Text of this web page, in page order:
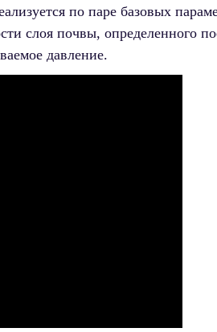
по паре базовых
слоя почвы, определенного
давление.